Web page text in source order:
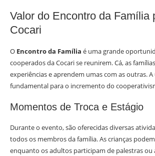
Valor do Encontro da Família
Cocari
O Encontro da Família é uma grande
cooperados da Cocari se reunirem. Cá, as
experiências e aprendem umas com as outras. A
fundamental para o incremento do
Momentos de Troca e Estágio
Durante o evento, são oferecidas diversas
todos os membros da família. As crianças
enquanto os adultos participam de palestras ou